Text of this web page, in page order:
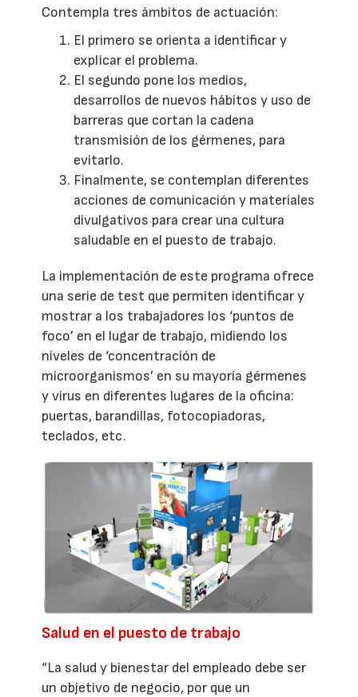
Contempla tres ámbitos de actuación:
El primero se orienta a identificar y
explicar el problema.
El segundo pone los medios,
desarrollos de nuevos hábitos y uso de
barreras que cortan la cadena
transmisión de los gérmenes, para
evitarlo.
Finalmente, se contemplan diferentes
acciones de comunicación y materiales
divulgativos para crear una cultura
saludable en el puesto de trabajo.
La implementación de este programa ofrece
una serie de test que permiten identificar y
mostrar a los trabajadores los ‘puntos de
foco’ en el lugar de trabajo, midiendo los
niveles de ‘concentración de
microorganismos’ en su mayoría gérmenes
y virus en diferentes lugares de la oficina:
puertas, barandillas, fotocopiadoras,
teclados, etc.
Salud en el puesto de trabajo
“La salud y bienestar del empleado debe ser
un objetivo de negocio, por que un